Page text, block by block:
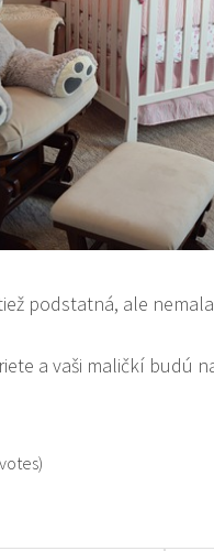
podstatná, ale
a vaši maličkí budú